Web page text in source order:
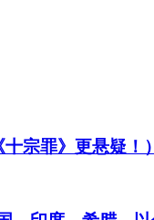
宗罪》更悬疑！）